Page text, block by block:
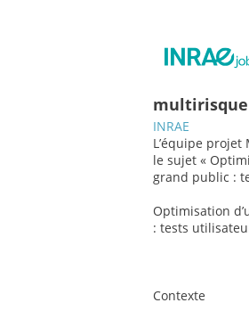
INRAE
L’équipe
le sujet «
grand public :
Optimisation
: tests
Contexte